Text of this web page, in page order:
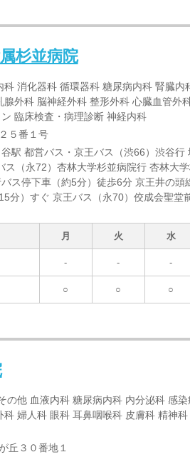
杉並病院
科 消化器科 循環器科 糖尿病内科 腎臓
外科 脳神経外科 整形外科 心臓血管
臨床検査・病理診断 神経内科
５番１号
谷駅 都営バス・京王バス（渋66）渋谷
ス（永72）杏林大学杉並病院行 杏林大
ス停下車（約5分）徒歩6分 京王井の
分）すぐ 京王バス（永70）佼成会聖
月 火 水
- - -
○ ○ ○
の他 血液内科 糖尿病内科 内分泌科 感
婦人科 眼科 耳鼻咽喉科 皮膚科 精神
丘３０番地１